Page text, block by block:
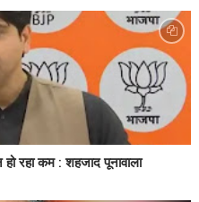
रहा कम : शहजाद पूनावाला